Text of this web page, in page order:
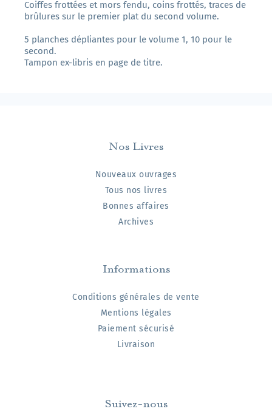
Coiffes frottées et mors fendu, coins frottés, traces de
brûlures sur le premier plat du second volume.
5 planches dépliantes pour le volume 1, 10 pour le
second.
Tampon ex-libris en page de titre.
Nos Livres
Nouveaux ouvrages
Tous nos livres
Bonnes affaires
Archives
Informations
Conditions générales de vente
Mentions légales
Paiement sécurisé
Livraison
Suivez-nous